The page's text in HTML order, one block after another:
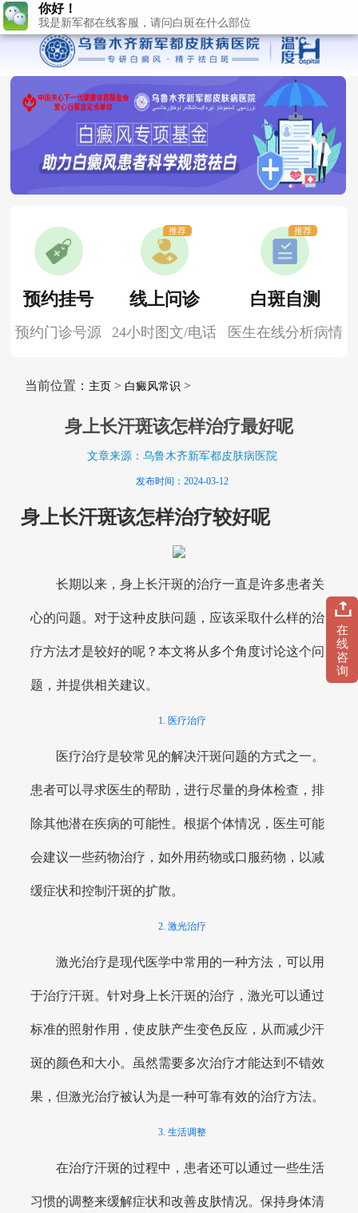
预约挂号
预约门诊号源
线上问诊
24小时图文/电话
推荐
白斑自测
医生在线分析病情
推荐
当前位置： 主页> 白癜风常识 >
身上长汗斑该怎样治疗最好呢
文章来源：乌鲁木齐新军都皮肤病医院
发布时间：2024-03-12
身上长汗斑该怎样治疗较好呢
长期以来，身上长汗斑的治疗一直是许多患者关
心的问题。对于这种皮肤问题，应该采取什么样的治
疗方法才是较好的呢？本文将从多个角度讨论这个问
题，并提供相关建议。
1. 医疗治疗
医疗治疗是较常见的解决汗斑问题的方式之一。
患者可以寻求医生的帮助，进行尽量的身体检查，排
除其他潜在疾病的可能性。根据个体情况，医生可能
会建议一些药物治疗，如外用药物或口服药物，以减
缓症状和控制汗斑的扩散。
2. 激光治疗
激光治疗是现代医学中常用的一种方法，可以用
于治疗汗斑。针对身上长汗斑的治疗，激光可以通过
标准的照射作用，使皮肤产生变色反应，从而减少汗
斑的颜色和大小。虽然需要多次治疗才能达到不错效
果，但激光治疗被认为是一种可靠有效的治疗方法。
3. 生活调整
在治疗汗斑的过程中，患者还可以通过一些生活
习惯的调整来缓解症状和改善皮肤情况。保持身体清
在
线
咨
询